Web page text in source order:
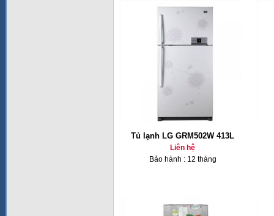
Tủ lạnh LG GRM502W 413L
Liên hệ
Bảo hành : 12 tháng